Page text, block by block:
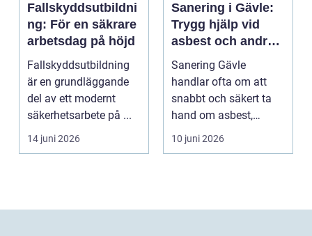
Fallskyddsutbildni
ng: För en säkrare
arbetsdag på höjd
Fallskyddsutbildning
är en grundläggande
del av ett modernt
säkerhetsarbete på ...
14 juni 2026
Sanering i Gävle:
Trygg hjälp vid
asbest och andra
skador
Sanering Gävle
handlar ofta om att
snabbt och säkert ta
hand om asbest,
mögel, brand-...
10 juni 2026